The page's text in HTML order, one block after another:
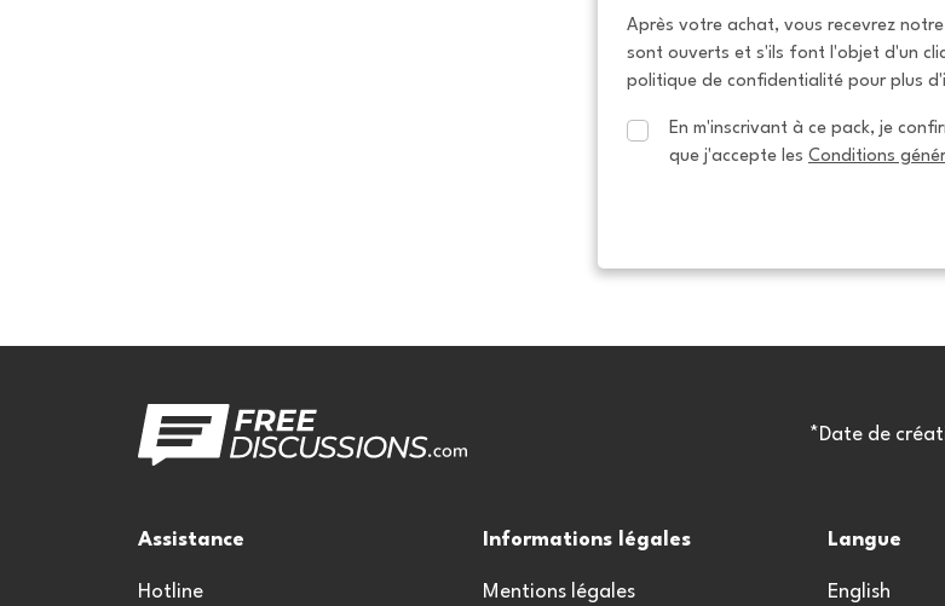
Après votre achat, vous recevrez
sont ouverts et s'ils font l'objet d'un
politique de confidentialité pour plus
En m'inscrivant à ce pack, je
que j'accepte les Conditions
*Date de
Assistance
Hotline
Informations légales
Mentions légales
Langue
English